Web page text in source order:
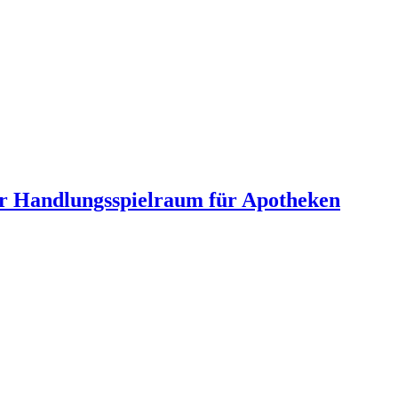
Handlungsspielraum für Apotheken